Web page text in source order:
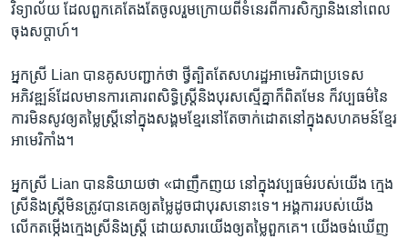
វិទ្យាល័យ ដែល​ពួកគេ​តែងតែ​ចូលរួម​ក្រោយ​ពី​ទំនេរ​ពី​ការ​សិក្សា​និង​នៅ​ពេល​
ចុង​សប្តាហ៍។
អ្នកស្រី Lian បាន​គូស​បញ្ជាក់​ថា ថ្វីត្បិត​តែ​សហរដ្ឋអាមេរិក​ជា​ប្រទេស​
អភិវឌ្ឍន៍​ដែល​មាន​ការ​គោរព​សិទ្ធិ​ស្រ្តី​និង​បុរស​ស្មើ​គ្នា​ក៏​ពិត​មែន ក៏​វប្បធម៌​នៃ​
ការ​មិន​សូវ​ឲ្យ​តម្លៃ​ស្ត្រី​នៅ​ក្នុង​សង្គម​ខ្មែរ​នៅ​តែ​ចាក់ដោត​នៅ​ក្នុង​សហគមន៍​ខ្មែរ​
អាមេរិកាំង។ ​
អ្នកស្រី Lian បាន​និយាយ​ថា «ជា​ញឹកញយ នៅ​ក្នុង​វប្បធម៌​របស់​យើង ក្មេង
ស្រី​និង​ស្ត្រី​មិន​ត្រូវ​បាន​គេ​ឲ្យ​តម្លៃ​ដូចជា​បុរស​នោះ​ទេ។ អង្គការ​របស់​យើង​
លើក​តម្កើង​ក្មេងស្រី​និង​ស្ត្រី ដោយសារ​យើង​ឲ្យ​តម្លៃ​ពួកគេ។ យើង​ចង់​ឃើញ​